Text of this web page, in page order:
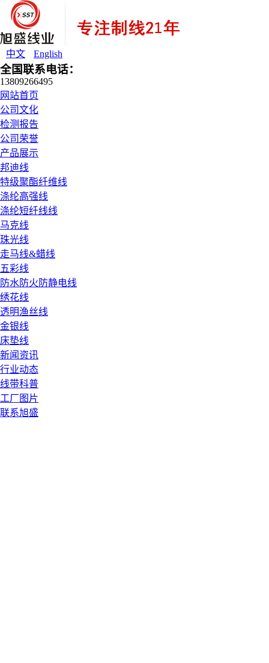
中文 English
全国联系电话：
13809266495
网站首页
公司文化
检测报告
公司荣誉
产品展示
邦迪线
特级聚酯纤维线
涤纶高强线
涤纶短纤线线
马克线
珠光线
走马线&蜡线
五彩线
防水防火防静电线
绣花线
透明渔丝线
金银线
床垫线
新闻资讯
行业动态
线带科普
工厂图片
联系旭盛